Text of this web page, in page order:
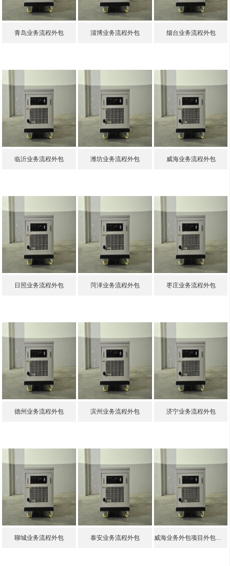
青岛业务流程外包 淄博业务流程外包 烟台业务流程外包
临沂业务流程外包 潍坊业务流程外包 威海业务流程外包
日照业务流程外包 菏泽业务流程外包 枣庄业务流程外包
德州业务流程外包 滨州业务流程外包 济宁业务流程外包
聊城业务流程外包 泰安业务流程外包 威海业务外包项目外包就选邦孚人力_全方位企业用工解决方案